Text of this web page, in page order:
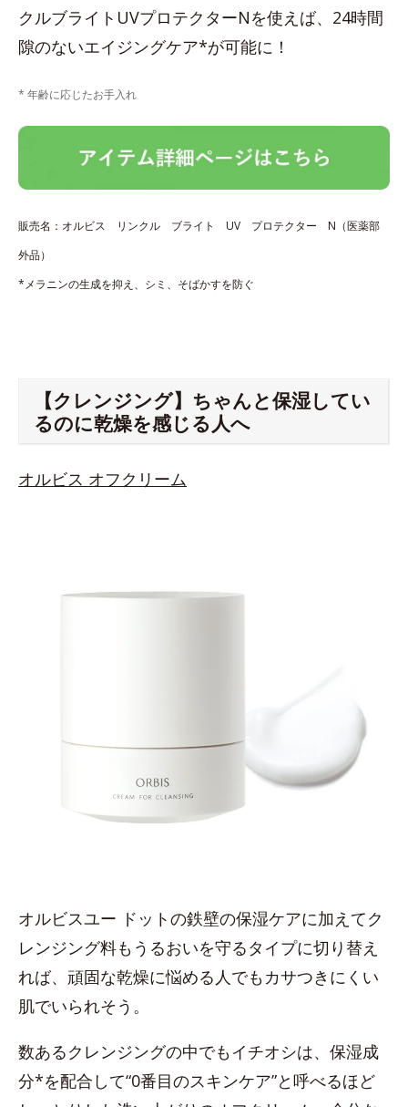
クルブライトUVプロテクターNを使えば、24時間
隙のないエイジングケア*が可能に！
* 年齢に応じたお手入れ
販売名：オルビス リンクル ブライト UV プロテクター N（医薬部
外品）
*メラニンの生成を抑え、シミ、そばかすを防ぐ
【クレンジング】ちゃんと保湿してい
るのに乾燥を感じる人へ
オルビス オフクリーム
オルビスユー ドットの鉄壁の保湿ケアに加えてク
レンジング料もうるおいを守るタイプに切り替え
れば、頑固な乾燥に悩める人でもカサつきにくい
肌でいられそう。
数あるクレンジングの中でもイチオシは、保湿成
分*を配合して“0番目のスキンケア”と呼べるほど